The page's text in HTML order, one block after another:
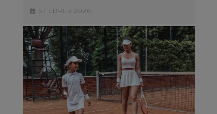
5 FEBRER 2026